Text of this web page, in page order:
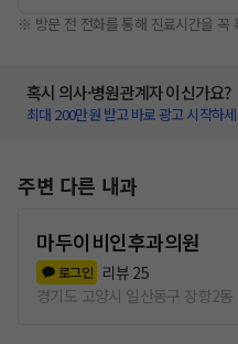
※ 방문 전 전화를 통해 진료시간을 꼭
혹시 의사·병원관계자 이신가요?
최대 200만원 받고 바로 광고 시작하
주변 다른 내과
마두이비인후과의원
로그인 리뷰 25
경기도 고양시 일산동구 장항2동